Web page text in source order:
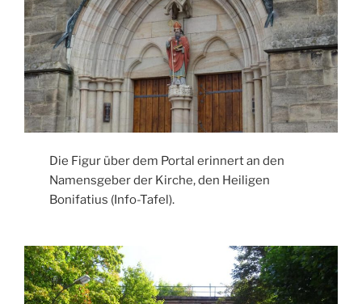
Die Figur über dem Portal erinnert an den
Namensgeber der Kirche, den Heiligen
Bonifatius (Info-Tafel).